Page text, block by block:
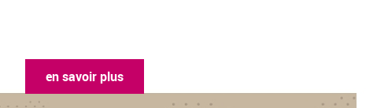
en savoir plus